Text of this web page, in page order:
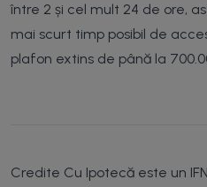
între 2 și cel mult 24 de ore,
mai scurt timp posibil de
plafon extins de până la
Credite Cu Ipotecă este un